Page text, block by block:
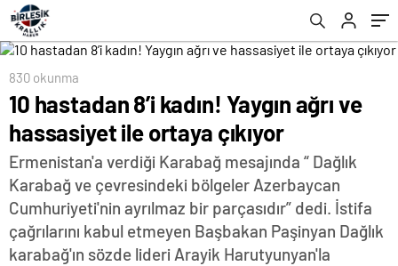
830 okunma
10 hastadan 8’i kadın! Yaygın ağrı ve
hassasiyet ile ortaya çıkıyor
Ermenistan'a verdiği Karabağ mesajında “ Dağlık
Karabağ ve çevresindeki bölgeler Azerbaycan
Cumhuriyeti'nin ayrılmaz bir parçasıdır” dedi. İstifa
çağrılarını kabul etmeyen Başbakan Paşinyan Dağlık
karabağ'ın sözde lideri Arayik Harutyunyan'la